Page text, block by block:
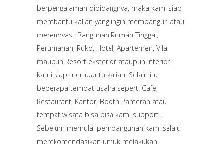
berpengalaman dibidangnya, maka kami siap
membantu kalian yang ingin membangun atau
merenovasi. Bangunan Rumah Tinggal,
Perumahan, Ruko, Hotel, Apartemen, Vila
maupun Resort eksterior ataupun interior
kami siap membantu kalian. Selain itu
beberapa tempat usaha seperti Cafe,
Restaurant, Kantor, Booth Pameran atau
tempat wisata bisa bisa kami support.
Sebelum memulai pembangunan kami selalu
merekomendasikan untuk melakukan